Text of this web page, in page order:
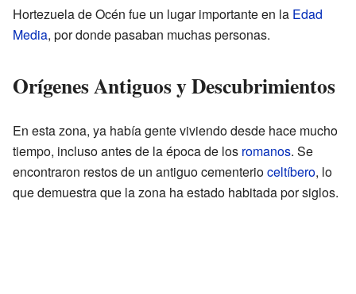
Hortezuela de Océn fue un lugar importante en la Edad
Media, por donde pasaban muchas personas.
Orígenes Antiguos y Descubrimientos
En esta zona, ya había gente viviendo desde hace mucho
tiempo, incluso antes de la época de los romanos. Se
encontraron restos de un antiguo cementerioceltíbero, lo
que demuestra que la zona ha estado habitada por siglos.